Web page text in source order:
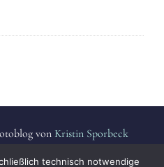
von Kristin Sporbeck
technisch notwendige